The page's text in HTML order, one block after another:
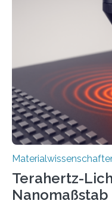
Nichtmetallen
Sensorik und
Erkenntnisse
the American
Materialien, die
beeinflussen können,
Technologien…
Terahertz-